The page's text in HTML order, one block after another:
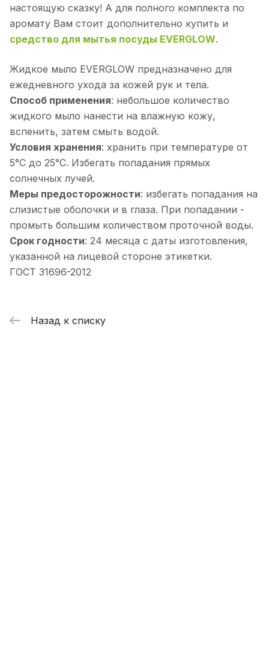
настоящую сказку! А для полного комплекта по
аромату Вам стоит дополнительно купить и
средство для мытья посуды EVERGLOW.
Жидкое мыло EVERGLOW предназначено для
ежедневного ухода за кожей рук и тела.
Способ применения: небольшое количество
жидкого мыло нанести на влажную кожу,
вспенить, затем смыть водой.
Условия хранения: хранить при температуре от
5°С до 25°С. Избегать попадания прямых
солнечных лучей.
Меры предосторожности: избегать попадания на
слизистые оболочки и в глаза. При попадании -
промыть большим количеством проточной воды.
Срок годности: 24 месяца с даты изготовления,
указанной на лицевой стороне этикетки.
ГОСТ 31696-2012
Назад к списку